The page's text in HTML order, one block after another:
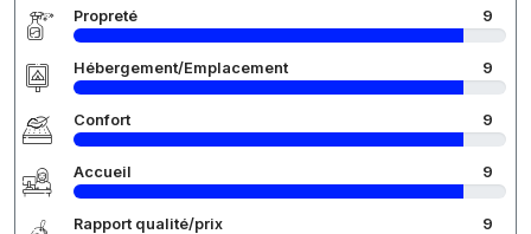
Propreté 9
Hébergement/Emplacement 9
Confort 9
Accueil 9
Rapport qualité/prix 9